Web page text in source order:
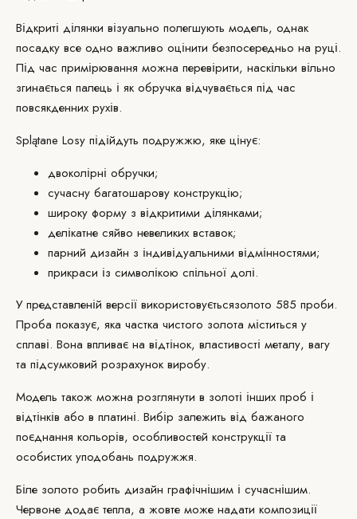
Відкриті ділянки візуально полегшують модель, однак
посадку все одно важливо оцінити безпосередньо на руці.
Під час примірювання можна перевірити, наскільки вільно
згинається палець і як обручка відчувається під час
повсякденних рухів.
Splątane Losy підійдуть подружжю, яке цінує:
двоколірні обручки;
сучасну багатошарову конструкцію;
широку форму з відкритими ділянками;
делікатне сяйво невеликих вставок;
парний дизайн з індивідуальними відмінностями;
прикраси із символікою спільної долі.
У представленій версії використовуєтьсязолото 585 проби.
Проба показує, яка частка чистого золота міститься у
сплаві. Вона впливає на відтінок, властивості металу, вагу
та підсумковий розрахунок виробу.
Модель також можна розглянути в золоті інших проб і
відтінків або в платині. Вибір залежить від бажаного
поєднання кольорів, особливостей конструкції та
особистих уподобань подружжя.
Біле золото робить дизайн графічнішим і сучаснішим.
Червоне додає тепла, а жовте може надати композиції